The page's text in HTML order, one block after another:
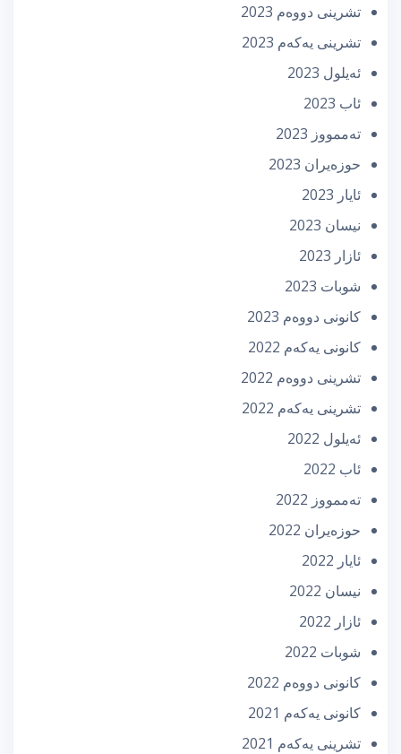
تشرینی دووه‌م 2023
تشرینی یه‌كه‌م 2023
ئه‌یلول 2023
ئاب 2023
تەممووز 2023
حوزه‌یران 2023
ئایار 2023
نیسان 2023
ئازار 2023
شوبات 2023
كانونی دووه‌م 2023
كانونی یه‌كه‌م 2022
تشرینی دووه‌م 2022
تشرینی یه‌كه‌م 2022
ئه‌یلول 2022
ئاب 2022
تەممووز 2022
حوزه‌یران 2022
ئایار 2022
نیسان 2022
ئازار 2022
شوبات 2022
كانونی دووه‌م 2022
كانونی یه‌كه‌م 2021
تشرینی یه‌كه‌م 2021